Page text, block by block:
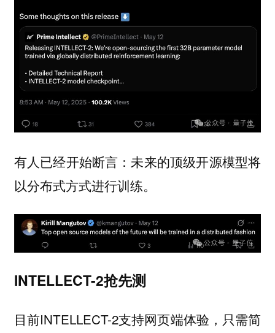
有人已经开始断言：未来的顶级开源模型将
以分布式方式进行训练。
INTELLECT-2抢先测
目前INTELLECT-2支持网页端体验，只需简